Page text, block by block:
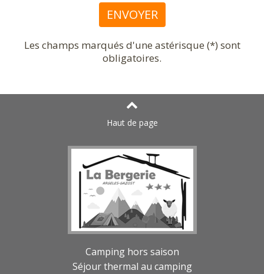
Les champs marqués d'une astérisque (*) sont
obligatoires.
Haut de page
Camping hors saison
Séjour thermal au camping